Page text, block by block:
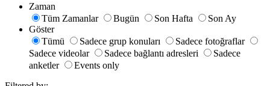
Zaman
Tüm Zamanlar
Bugün Son Hafta
Son Ay
Göster
Tümü
Sadece grup konuları
Sadece fotoğraflar
Sadece videolar
Sadece bağlantı adresleri
Sadece
anketler
Events only